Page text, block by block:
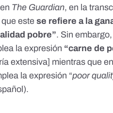
The Guardian, en la
que estese refiere a la
pobre”. Sin
la expresión “carne de
extensiva] mientras que
la expresión “poor